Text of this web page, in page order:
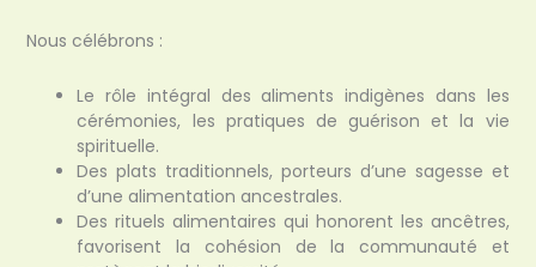
Nous célébrons :
Le rôle intégral des aliments indigènes dans les
cérémonies, les pratiques de guérison et la vie
spirituelle.
Des plats traditionnels, porteurs d’une sagesse et
d’une alimentation ancestrales.
Des rituels alimentaires qui honorent les ancêtres,
favorisent la cohésion de la communauté et